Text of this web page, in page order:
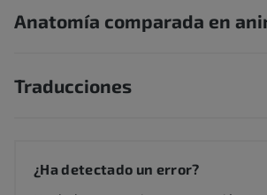
Anatomía comparada en
Traducciones
¿Ha detectado un error?